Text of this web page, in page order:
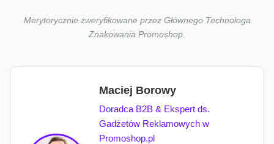
Merytorycznie zweryfikowane przez Głównego Technologa
Znakowania Promoshop.
Maciej Borowy
Doradca B2B & Ekspert ds.
Gadżetów Reklamowych w
Promoshop.pl